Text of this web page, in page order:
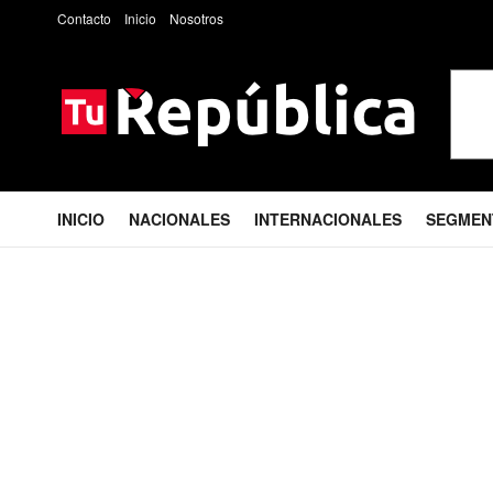
Contacto Inicio Nosotros
INICIO NACIONALES INTERNACIONALES